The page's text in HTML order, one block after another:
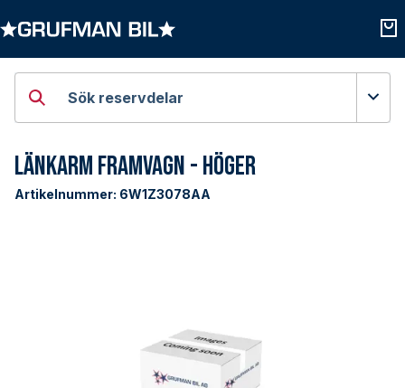
Sök reservdelar
Länkarm Framvagn - Höger
Artikelnummer: 6W1Z3078AA